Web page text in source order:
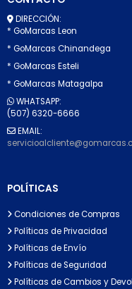
DIRECCIÓN:
* GoMarcas Leon
* GoMarcas Chinandega
* GoMarcas Esteli
* GoMarcas Matagalpa
WHATSAPP:
(507) 6320-6666
EMAIL:
POLÍTICAS
Condiciones de Compras
Políticas de Privacidad
Políticas de Envío
Políticas de Seguridad
Políticas de Cambios y